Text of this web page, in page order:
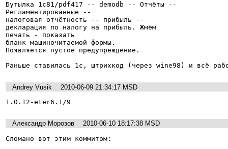
Бутылка 1c81/pdf417 -- demodb -- Отчёты --
Регламентированные --
налоговая отчётность -- прибыль --
декларация по налогу на прибыль. Жмём
печать - показать
бланк машиночитаемой формы.
Появляется пустое предупреждение.
Раньше ставилась 1с, штрихкод (через wine98) и всё
Andrey Vusik
2010-06-09 21:34:17 MSD
1.0.12-eter6.1/9
Александр Морозов
2010-06-10 18:17:38 MSD
Сломано вот этим коммитом: